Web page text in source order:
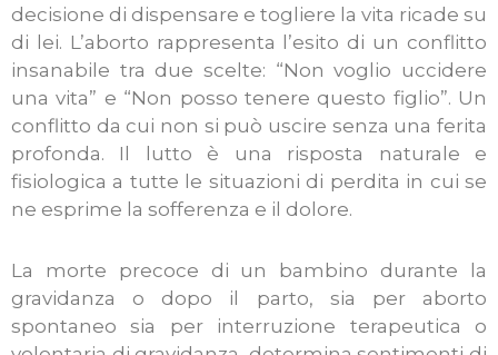
decisione di dispensare e togliere la vita ricade su
di lei. L’aborto rappresenta l’esito di un conflitto
insanabile tra due scelte: “Non voglio uccidere
una vita” e “Non posso tenere questo figlio”. Un
conflitto da cui non si può uscire senza una ferita
profonda. Il lutto è una risposta naturale e
fisiologica a tutte le situazioni di perdita in cui se
ne esprime la sofferenza e il dolore.
La morte precoce di un bambino durante la
gravidanza o dopo il parto, sia per aborto
spontaneo sia per interruzione terapeutica o